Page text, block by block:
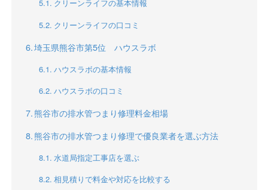
クリーンライフの基本情報
クリーンライフの口コミ
埼玉県熊谷市第5位 ハウスラボ
ハウスラボの基本情報
ハウスラボの口コミ
熊谷市の排水管つまり修理料金相場
熊谷市の排水管つまり修理で優良業者を選ぶ方法
水道局指定工事店を選ぶ
相見積りで料金や対応を比較する